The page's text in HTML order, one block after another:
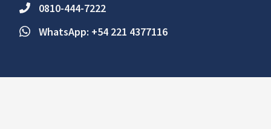
0810-444-7222
WhatsApp: +54 221 4377116